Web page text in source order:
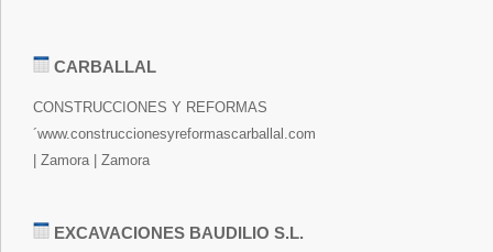
CARBALLAL
CONSTRUCCIONES Y REFORMAS
´www.construccionesyreformascarballal.com
| Zamora | Zamora
EXCAVACIONES BAUDILIO S.L.